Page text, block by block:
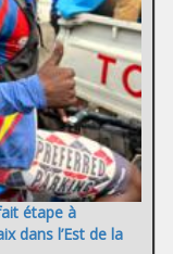
étape à
dans l’Est de la